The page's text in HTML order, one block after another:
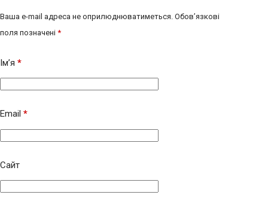
Ваша e-mail адреса не оприлюднюватиметься. Обов’язкові
поля позначені *
Ім’я *
Email *
Сайт